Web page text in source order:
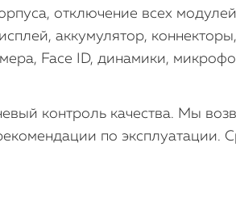
отключение всех
аккумулятор,
Face ID, динамики,
контроль качества. Мы
по эксплуатации.